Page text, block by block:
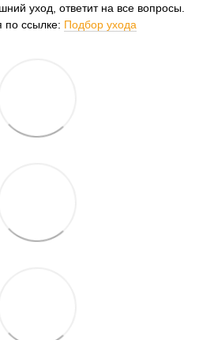
уход, ответит на все вопросы.
ссылке: Подбор ухода